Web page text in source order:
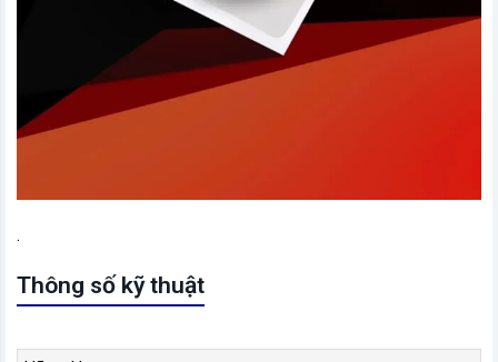
.
Thông số kỹ thuật